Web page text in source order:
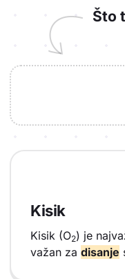
Što
Kisik
Kisik (O2) je
važan za disanje